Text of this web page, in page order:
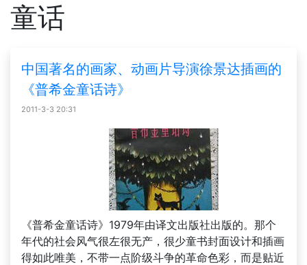
童话
中国著名的画家、动画片导演徐景达插画的
《普希金童话诗》
2011-3-3 20:31
《普希金童话诗》1979年由译文出版社出版的。那个
年代的社会风气很左很无产，很少童书封面设计和插画
得如此唯美，不带一点阶级斗争的革命色彩，而是贴近